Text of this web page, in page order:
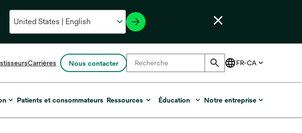
s’ouvre
un
onglet
Carrières Nous contacter
Patients et consommateurs Ressources Éducation Notre entreprise